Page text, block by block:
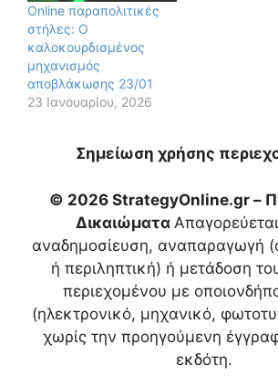
Online παραπολιτικές
στήλες: Ο
καλοκουρδισμένος
μηχανισμός
αποβλάκωσης 23/01
23 Ιανουαρίου, 2026
Σημείωση χρήσης
© 2026 StrategyOnline.gr –
Δικαιώματα
αναδημοσίευση, αναπαραγωγή
ή περιληπτική) ή μετάδοση
περιεχομένου με
(ηλεκτρονικό, μηχανικό,
χωρίς την προηγούμενη
εκδότη.